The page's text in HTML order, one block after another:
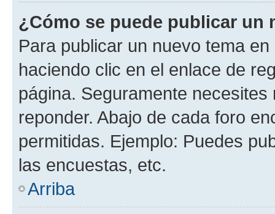
¿Cómo se puede publicar un
Para publicar un nuevo tema
haciendo clic en el enlace de
página. Seguramente
reponder. Abajo de cada foro
permitidas. Ejemplo: Puedes
las encuestas, etc.
Arriba